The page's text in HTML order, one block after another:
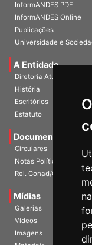
InformANDES PDF
InformANDES Online
Publicações
Universidade e
A Entidade
Diretoria Atual
História
Escritórios
Estatuto
Documentos
Circulares
Notas Políticas
Rel. Conad/Congresso
Mídias
Galerias
Vídeos
Imagens